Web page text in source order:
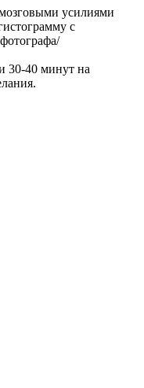
усилиями
с
30-40 минут на